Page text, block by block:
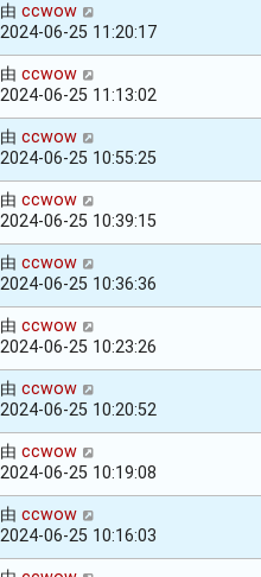
由 ccwow
2024-06-25 11:20:17
由 ccwow
2024-06-25 11:13:02
由 ccwow
2024-06-25 10:55:25
由 ccwow
2024-06-25 10:39:15
由 ccwow
2024-06-25 10:36:36
由 ccwow
2024-06-25 10:23:26
由 ccwow
2024-06-25 10:20:52
由 ccwow
2024-06-25 10:19:08
由 ccwow
2024-06-25 10:16:03